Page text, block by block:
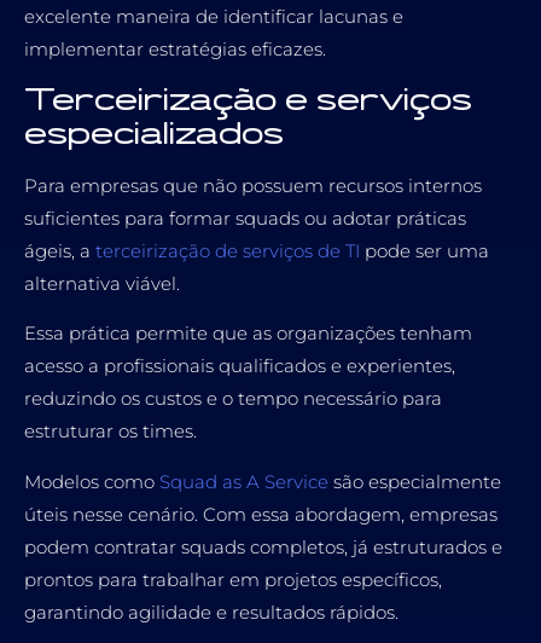
excelente maneira de identificar lacunas e
implementar estratégias eficazes.
Terceirização e serviços
especializados
Para empresas que não possuem recursos internos
suficientes para formar squads ou adotar práticas
ágeis, a terceirização de serviços de TI pode ser uma
alternativa viável.
Essa prática permite que as organizações tenham
acesso a profissionais qualificados e experientes,
reduzindo os custos e o tempo necessário para
estruturar os times.
Modelos como Squad as A Service são especialmente
úteis nesse cenário. Com essa abordagem, empresas
podem contratar squads completos, já estruturados e
prontos para trabalhar em projetos específicos,
garantindo agilidade e resultados rápidos.